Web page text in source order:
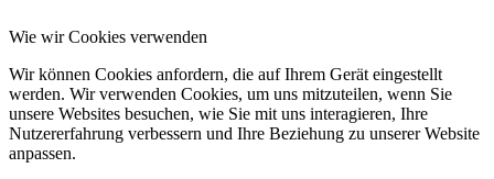
Wie wir Cookies verwenden
Wir können Cookies anfordern, die auf Ihrem Gerät eingestellt
werden. Wir verwenden Cookies, um uns mitzuteilen, wenn Sie
unsere Websites besuchen, wie Sie mit uns interagieren, Ihre
Nutzererfahrung verbessern und Ihre Beziehung zu unserer Website
anpassen.